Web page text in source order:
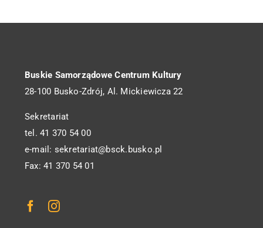
Buskie Samorządowe Centrum Kultury
28-100 Busko-Zdrój, Al. Mickiewicza 22
Sekretariat
tel. 41 370 54 00
e-mail: sekretariat@bsck.busko.pl
Fax: 41 370 54 01